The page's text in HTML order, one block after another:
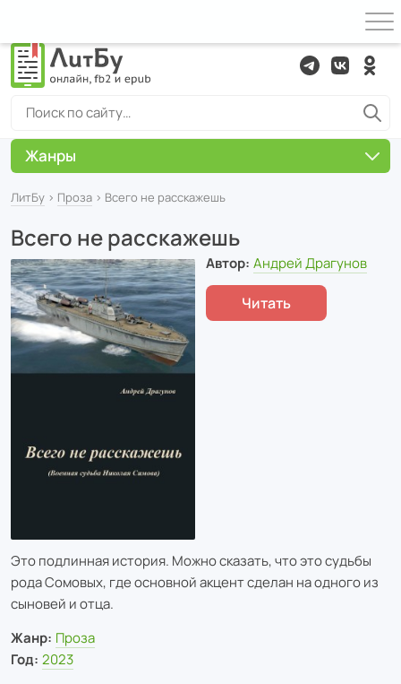
ЛитБу › Проза › Всего не расскажешь
Всего не расскажешь
Автор: Андрей Драгунов
Читать
Это подлинная история. Можно сказать, что это судьбы
рода Сомовых, где основной акцент сделан на одного из
сыновей и отца.
Жанр: Проза
Год: 2023
Жанры